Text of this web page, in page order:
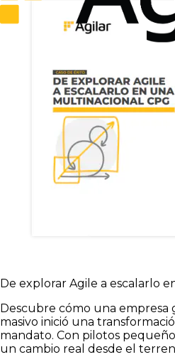
De explorar Agile a escalarlo
Descubre cómo una empresa
masivo inició una
mandato. Con pilotos
un cambio real desde el